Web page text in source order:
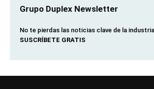
Grupo Duplex Newsletter
No te pierdas las noticias clave de la industria
SUSCRÍBETE GRATIS